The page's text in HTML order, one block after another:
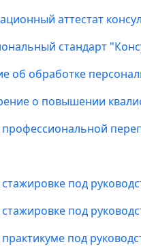
аттестат
стандарт
об обработке
о повышении
под
под
под